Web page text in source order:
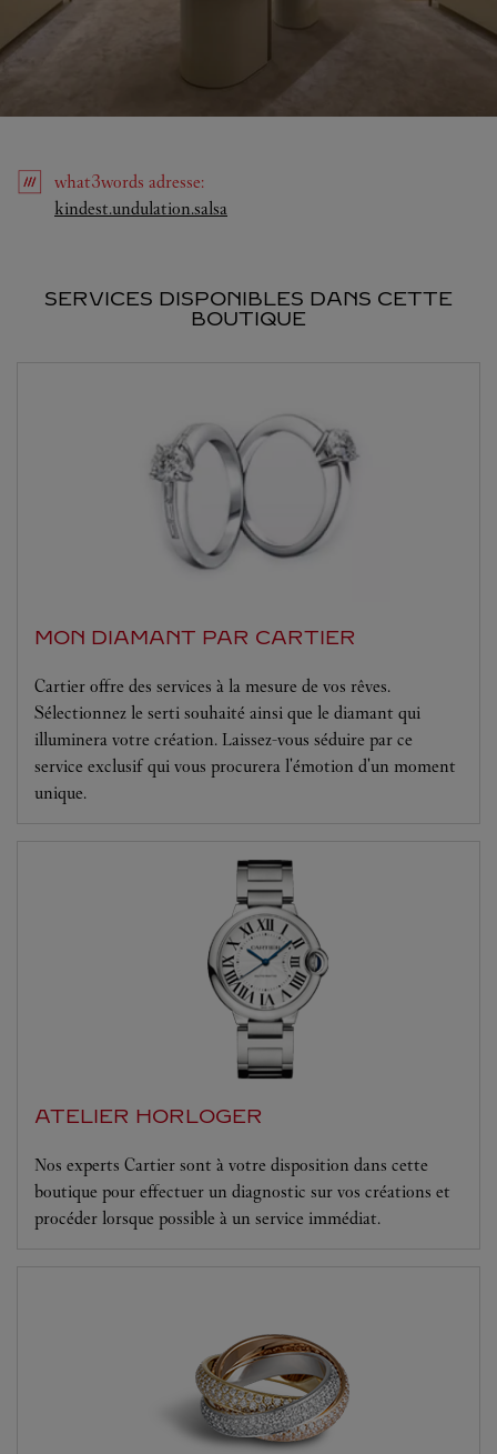
what3words adresse:
kindest.undulation.salsa
SERVICES DISPONIBLES DANS CETTE
BOUTIQUE
MON DIAMANT PAR CARTIER
Cartier offre des services à la mesure de vos rêves.
Sélectionnez le serti souhaité ainsi que le diamant qui
illuminera votre création. Laissez-vous séduire par ce
service exclusif qui vous procurera l'émotion d'un moment
unique.
ATELIER HORLOGER
Nos experts Cartier sont à votre disposition dans cette
boutique pour effectuer un diagnostic sur vos créations et
procéder lorsque possible à un service immédiat.